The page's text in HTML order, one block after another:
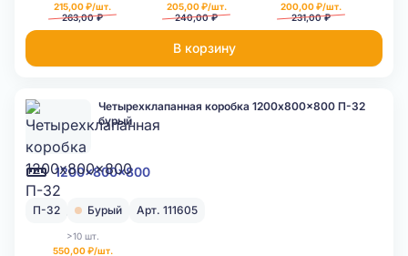
215,00 ₽/шт.
263,00 ₽
205,00 ₽/шт.
240,00 ₽
200,00 ₽/шт.
231,00 ₽
В корзину
1200x800x800
Четырехклапанная коробка 1200x800x800 П-32
бурый
П-32 Бурый Арт. 111605
>10 шт.
550,00 ₽/шт.